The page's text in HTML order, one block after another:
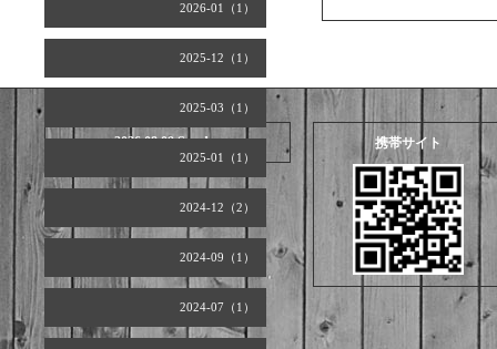
2026-01（1）
2025-12（1）
2025-03（1）
2025-01（1）
2024-12（2）
2024-09（1）
2024-07（1）
2026.08.09 Sunday 携帯サイト